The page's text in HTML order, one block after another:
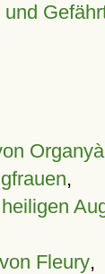
Organyà
,
Fleury,